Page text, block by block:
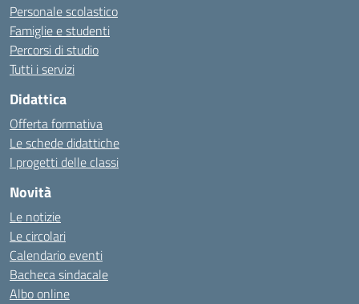
Personale scolastico
Famiglie e studenti
Percorsi di studio
Tutti i servizi
Didattica
Offerta formativa
Le schede didattiche
I progetti delle classi
Novità
Le notizie
Le circolari
Calendario eventi
Bacheca sindacale
Albo online